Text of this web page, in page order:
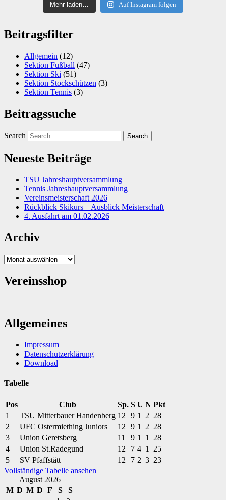
Mehr laden… Auf Instagram folgen
Beitragsfilter
Allgemein (12)
Sektion Fußball (47)
Sektion Ski (51)
Sektion Stockschützen (3)
Sektion Tennis (3)
Beitragssuche
Search
Neueste Beiträge
TSU Jahreshauptversammlung
Tennis Jahreshauptversammlung
Vereinsmeisterschaft 2026
Rückblick Skikurs – Ausblick Meisterschaft
4. Ausfahrt am 01.02.2026
Archiv
Archiv
Vereinsshop
Allgemeines
Impressum
Datenschutzerklärung
Download
Tabelle
Pos Club Sp. S U N Pkt
1
TSU Mitterbauer Handenberg 12 9 1 2 28
2
UFC Ostermiething Juniors 12 9 1 2 28
3
Union Geretsberg 11 9 1 1
28
4
Union St.Radegund 12 7 4 1
25
5
SV Pfaffstätt 12 7 2 3 23
Vollständige Tabelle ansehen
August 2026
M D M D F S
S